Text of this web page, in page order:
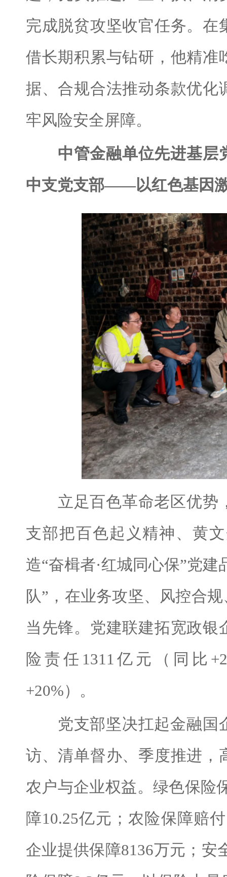
完成脱贫攻坚收官任务。
借长期积累与钻研，他精准
据、合规合法推动条款优化
牢风险安全屏障。
中管金融单位先进基层
中支党支部——以红色基因
立足百色革命老区优势
支部把百色起义精神、黄
造“奋楫者·红城同心保”党
队”，在业务攻坚、风控合
当先锋。党建联建拓宽政
险责任1311亿元（同比
+20%）。
党支部坚决扛起金融国
访、清单督办、季度推进，
农户与企业权益。绿色保险
障10.25亿元；农险保障赔
企业提供保障8136万元；安